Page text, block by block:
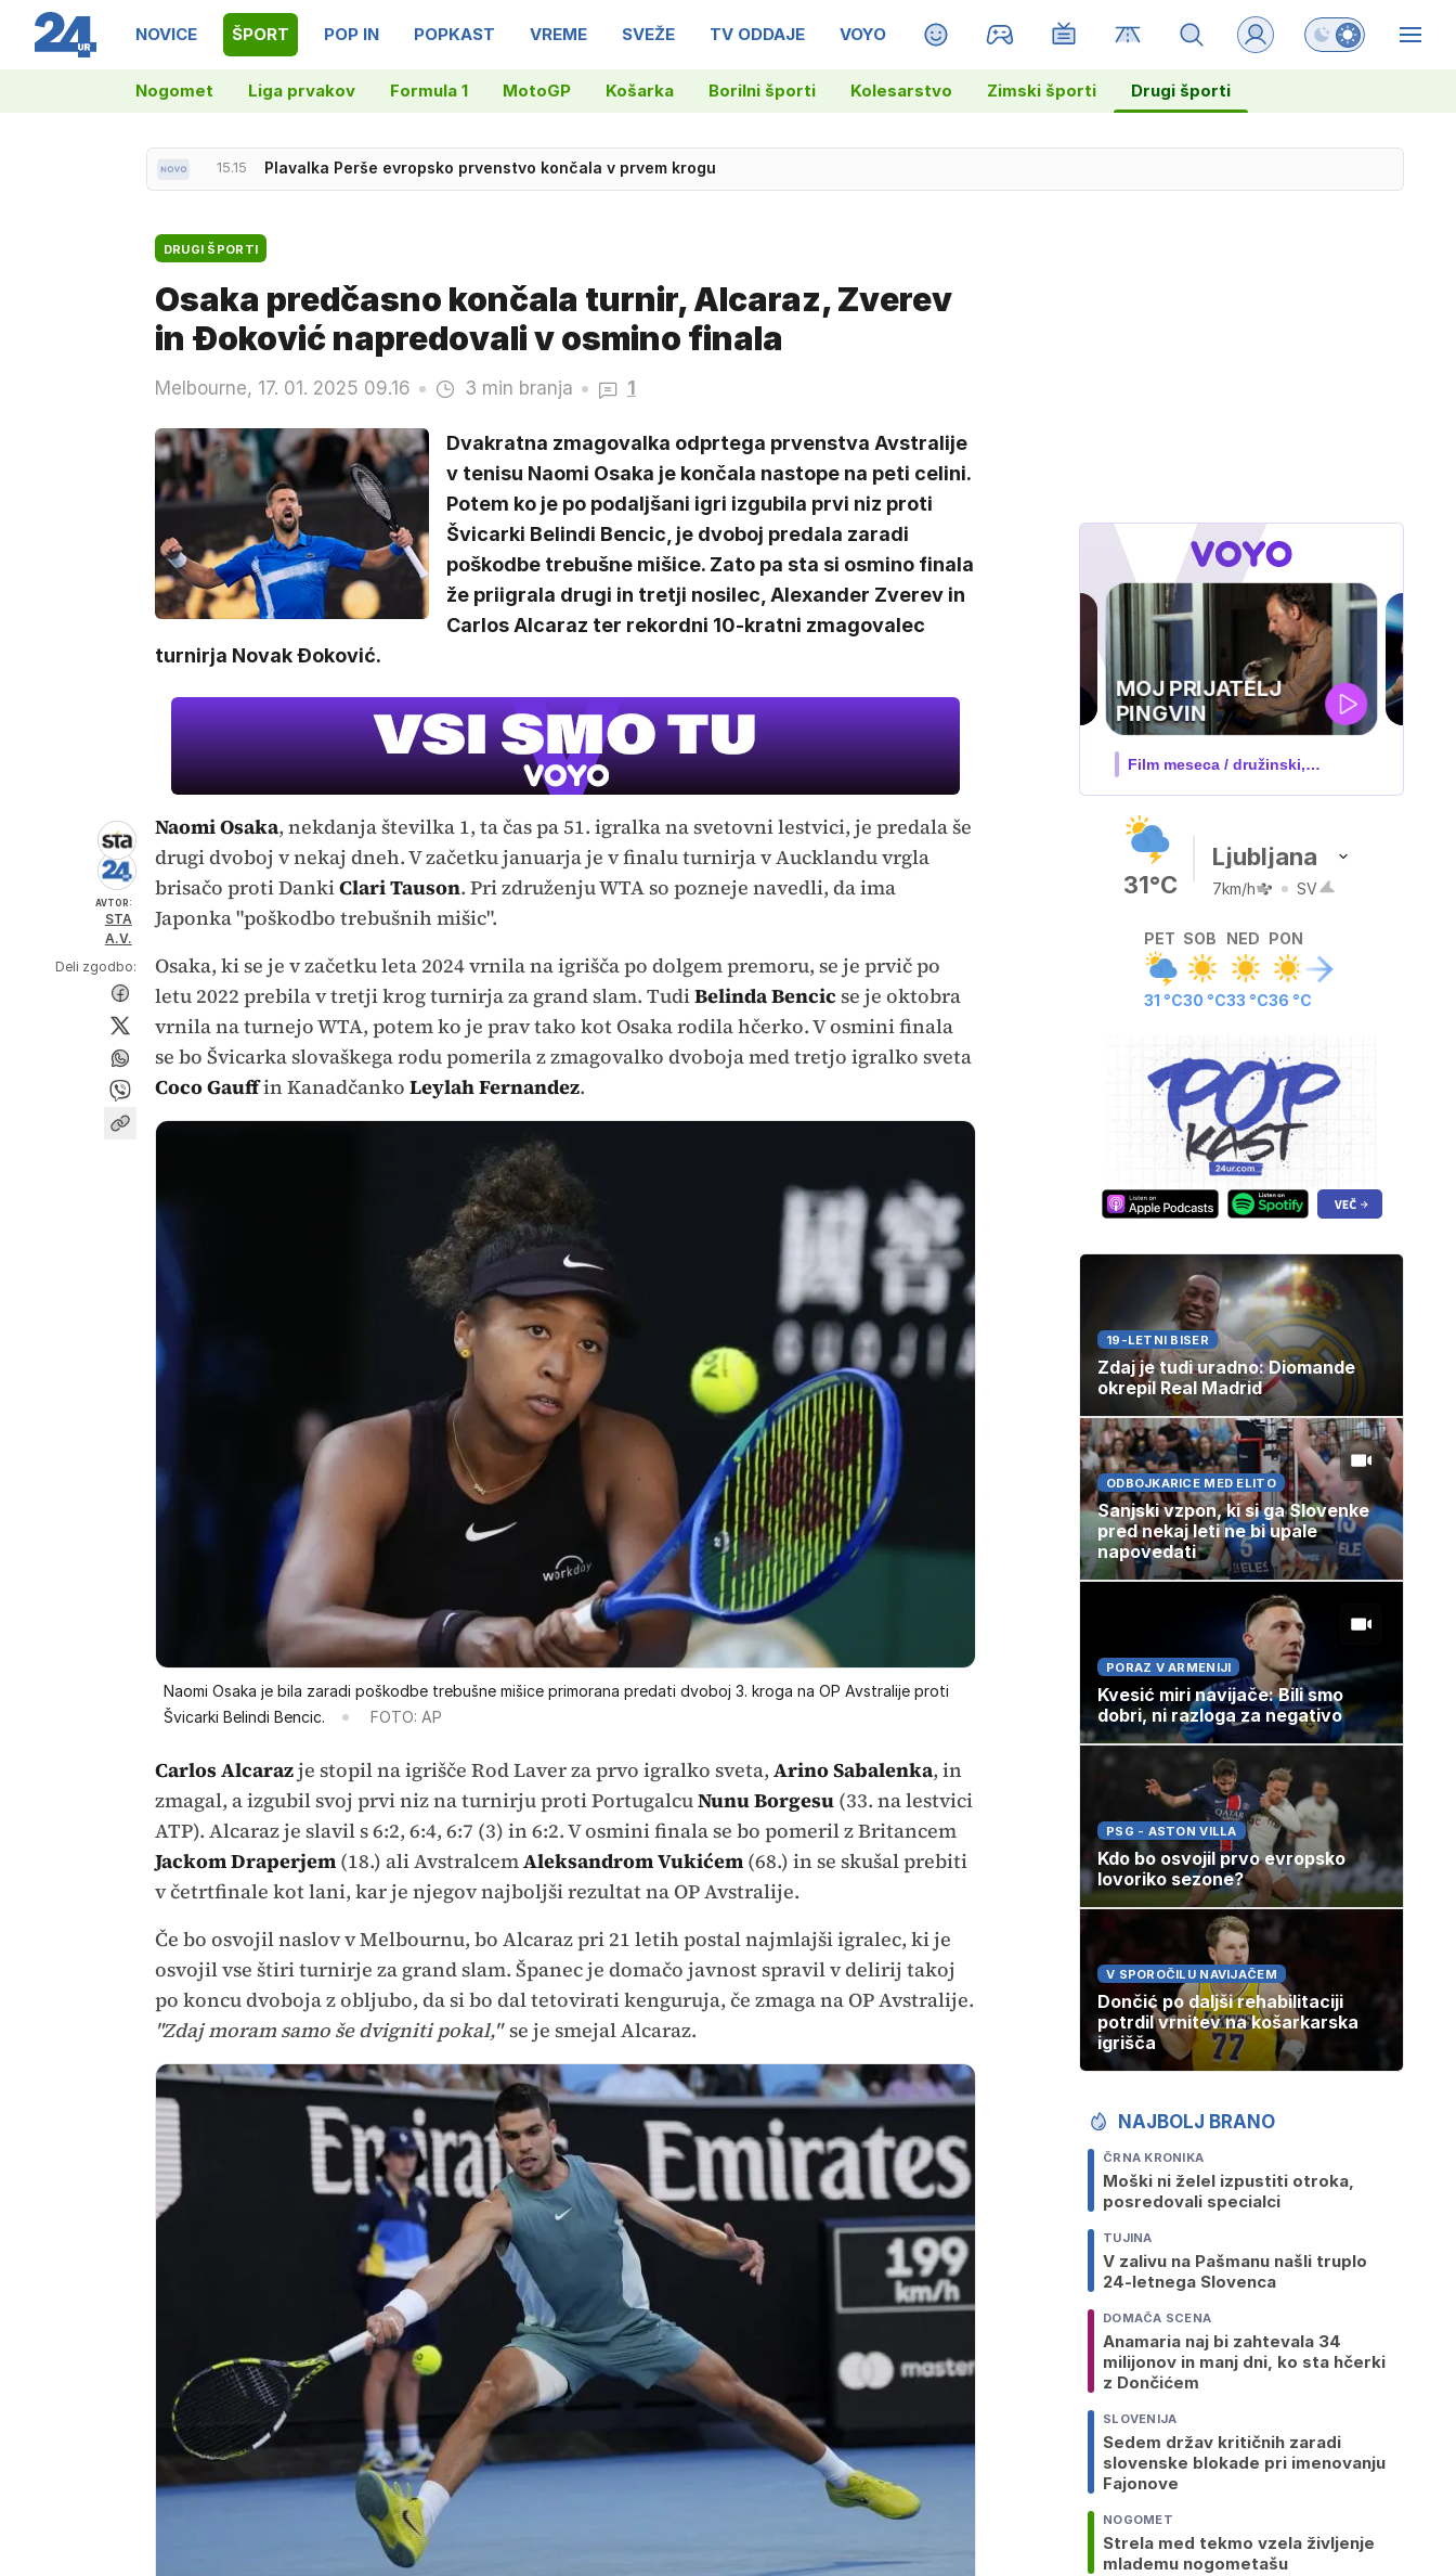
NOVICE ŠPORT POP IN POPKAST VREME SVEŽE TV ODDAJE VOYO MAGAZIN Preklopi barvni
Nogomet Liga prvakov Formula 1 MotoGP Košarka Borilni športi Kolesarstvo Zimski športi Drugi športi
15.15 Plavalka Perše evropsko prvenstvo končala v prvem krogu
DRUGI ŠPORTI
Osaka predčasno končala turnir, Alcaraz, Zverev
in Đoković napredovali v osmino finala
Melbourne, 17. 01. 2025 09.16 3 min branja 1
Dvakratna zmagovalka odprtega prvenstva Avstralije
v tenisu Naomi Osaka je končala nastope na peti celini.
Potem ko je po podaljšani igri izgubila prvi niz proti
Švicarki Belindi Bencic, je dvoboj predala zaradi
poškodbe trebušne mišice. Zato pa sta si osmino finala
že priigrala drugi in tretji nosilec, Alexander Zverev in
Carlos Alcaraz ter rekordni 10-kratni zmagovalec
turnirja Novak Đoković.
AVTOR:
STA
A.V.
Deli zgodbo:
Naomi Osaka, nekdanja številka 1, ta čas pa 51. igralka na svetovni lestvici, je predala še
drugi dvoboj v nekaj dneh. V začetku januarja je v finalu turnirja v Aucklandu vrgla
brisačo proti DankiClari Tauson. Pri združenju WTA so pozneje navedli, da ima
Japonka "poškodbo trebušnih mišic".
Osaka, ki se je v začetku leta 2024 vrnila na igrišča po dolgem premoru, se je prvič po
letu 2022 prebila v tretji krog turnirja za grand slam. TudiBelinda Bencic se je oktobra
vrnila na turnejo WTA, potem ko je prav tako kot Osaka rodila hčerko. V osmini finala
se bo Švicarka slovaškega rodu pomerila z zmagovalko dvoboja med tretjo igralko sveta
Coco Gauffin Kanadčanko Leylah Fernandez.
Naomi Osaka je bila zaradi poškodbe trebušne mišice primorana predati dvoboj 3. kroga na OP Avstralije proti
Švicarki Belindi Bencic.
FOTO: AP
Carlos Alcarazje stopil na igrišče Rod Laver za prvo igralko sveta, Arino Sabalenka, in
zmagal, a izgubil svoj prvi niz na turnirju proti PortugalcuNunu Borgesu (33. na lestvici
ATP). Alcaraz je slavil s 6:2, 6:4, 6:7 (3) in 6:2. V osmini finala se bo pomeril z Britancem
Jackom Draperjem(18.) ali AvstralcemAleksandrom Vukićem(68.) in se skušal prebiti
v četrtfinale kot lani, kar je njegov najboljši rezultat na OP Avstralije.
Če bo osvojil naslov v Melbournu, bo Alcaraz pri 21 letih postal najmlajši igralec, ki je
osvojil vse štiri turnirje za grand slam. Španec je domačo javnost spravil v delirij takoj
po koncu dvoboja z obljubo, da si bo dal tetovirati kenguruja, če zmaga na OP Avstralije.
"Zdaj moram samo še dvigniti pokal,"se je smejal Alcaraz.
UEFA
SUPERPOKAL
V živo na VOYO: sreda ob 20.30
31°C
Ljubljana
7km/h SV
PET
31 °C
SOB
30 °C
NED
33 °C
PON
36 °C
19-LETNI BISER
Zdaj je tudi uradno: Diomande
okrepil Real Madrid
ODBOJKARICE MED ELITO
Sanjski vzpon, ki si ga Slovenke
pred nekaj leti ne bi upale
napovedati
PORAZ V ARMENIJI
Kvesić miri navijače: Bili smo
dobri, ni razloga za negativo
PSG - ASTON VILLA
Kdo bo osvojil prvo evropsko
lovoriko sezone?
V SPOROČILU NAVIJAČEM
Dončić po daljši rehabilitaciji
potrdil vrnitev na košarkarska
igrišča
NAJBOLJ BRANO
ČRNA KRONIKA
Moški ni želel izpustiti otroka,
posredovali specialci
TUJINA
V zalivu na Pašmanu našli truplo
24-letnega Slovenca
DOMAČA SCENA
Anamaria naj bi zahtevala 34
milijonov in manj dni, ko sta hčerki
z Dončićem
SLOVENIJA
Sedem držav kritičnih zaradi
slovenske blokade pri imenovanju
Fajonove
NOGOMET
Strela med tekmo vzela življenje
mlademu nogometašu